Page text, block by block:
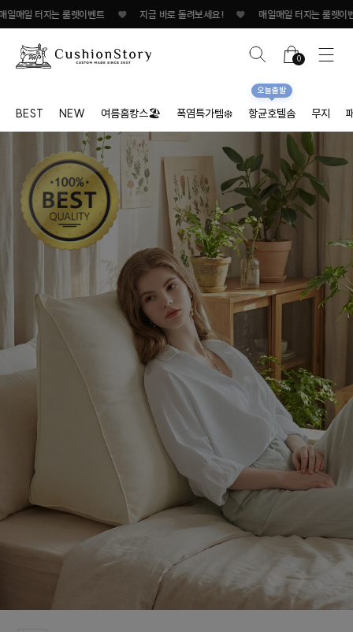
지는 룰렛이벤트 ♥ 지금 바로 돌려보세요! ♥ 매일매일 터지는 룰렛이벤트 ♥
0
BEST NEW 여름홈캉스🏖 폭염특가템❄️ 항균호텔솜
오늘출발
무지